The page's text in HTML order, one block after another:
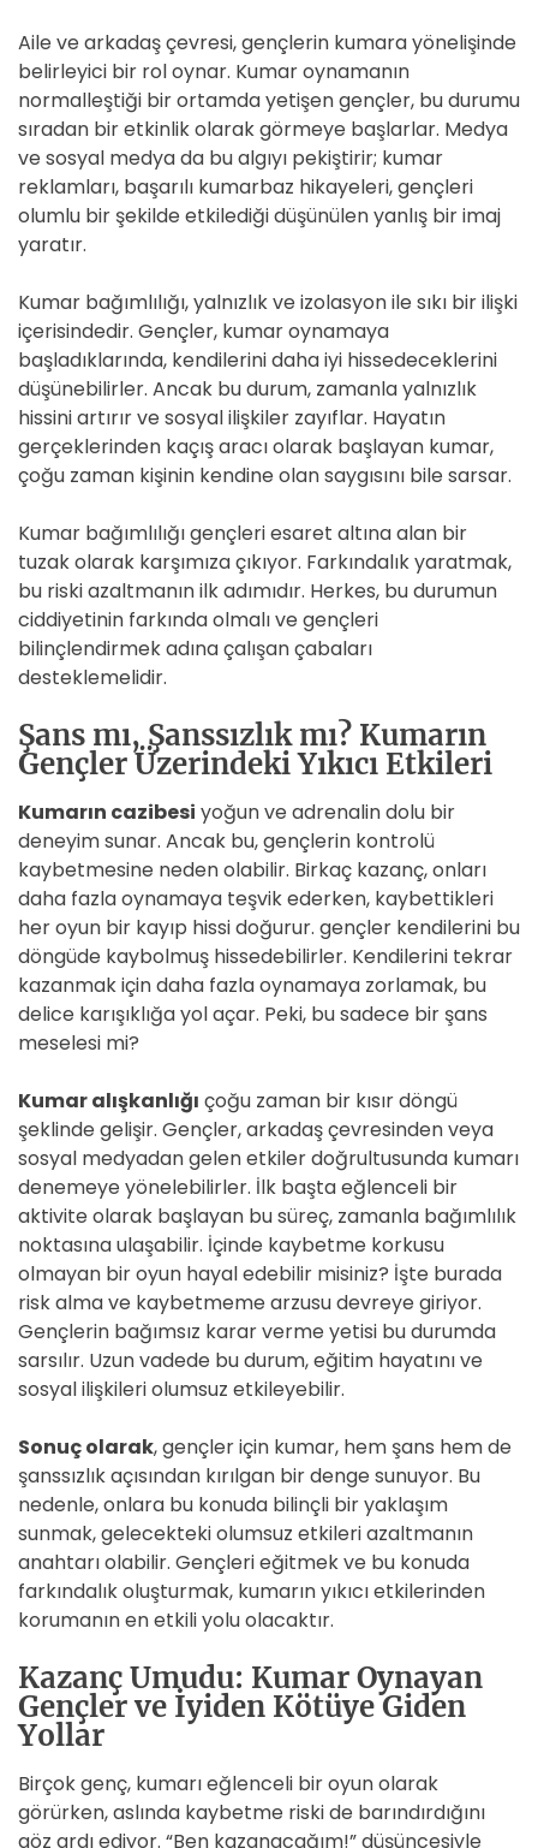
Aile ve arkadaş çevresi, gençlerin kumara yönelişinde
belirleyici bir rol oynar. Kumar oynamanın
normalleştiği bir ortamda yetişen gençler, bu durumu
sıradan bir etkinlik olarak görmeye başlarlar. Medya
ve sosyal medya da bu algıyı pekiştirir; kumar
reklamları, başarılı kumarbaz hikayeleri, gençleri
olumlu bir şekilde etkilediği düşünülen yanlış bir imaj
yaratır.
Kumar bağımlılığı, yalnızlık ve izolasyon ile sıkı bir ilişki
içerisindedir. Gençler, kumar oynamaya
başladıklarında, kendilerini daha iyi hissedeceklerini
düşünebilirler. Ancak bu durum, zamanla yalnızlık
hissini artırır ve sosyal ilişkiler zayıflar. Hayatın
gerçeklerinden kaçış aracı olarak başlayan kumar,
çoğu zaman kişinin kendine olan saygısını bile sarsar.
Kumar bağımlılığı gençleri esaret altına alan bir
tuzak olarak karşımıza çıkıyor. Farkındalık yaratmak,
bu riski azaltmanın ilk adımıdır. Herkes, bu durumun
ciddiyetinin farkında olmalı ve gençleri
bilinçlendirmek adına çalışan çabaları
desteklemelidir.
Şans mı, Şanssızlık mı? Kumarın
Gençler Üzerindeki Yıkıcı Etkileri
Kumarın cazibesi yoğun ve adrenalin dolu bir
deneyim sunar. Ancak bu, gençlerin kontrolü
kaybetmesine neden olabilir. Birkaç kazanç, onları
daha fazla oynamaya teşvik ederken, kaybettikleri
her oyun bir kayıp hissi doğurur. gençler kendilerini bu
döngüde kaybolmuş hissedebilirler. Kendilerini tekrar
kazanmak için daha fazla oynamaya zorlamak, bu
delice karışıklığa yol açar. Peki, bu sadece bir şans
meselesi mi?
Kumar alışkanlığı çoğu zaman bir kısır döngü
şeklinde gelişir. Gençler, arkadaş çevresinden veya
sosyal medyadan gelen etkiler doğrultusunda kumarı
denemeye yönelebilirler. İlk başta eğlenceli bir
aktivite olarak başlayan bu süreç, zamanla bağımlılık
noktasına ulaşabilir. İçinde kaybetme korkusu
olmayan bir oyun hayal edebilir misiniz? İşte burada
risk alma ve kaybetmeme arzusu devreye giriyor.
Gençlerin bağımsız karar verme yetisi bu durumda
sarsılır. Uzun vadede bu durum, eğitim hayatını ve
sosyal ilişkileri olumsuz etkileyebilir.
Sonuç olarak, gençler için kumar, hem şans hem de
şanssızlık açısından kırılgan bir denge sunuyor. Bu
nedenle, onlara bu konuda bilinçli bir yaklaşım
sunmak, gelecekteki olumsuz etkileri azaltmanın
anahtarı olabilir. Gençleri eğitmek ve bu konuda
farkındalık oluşturmak, kumarın yıkıcı etkilerinden
korumanın en etkili yolu olacaktır.
Kazanç Umudu: Kumar Oynayan
Gençler ve İyiden Kötüye Giden
Yollar
Birçok genç, kumarı eğlenceli bir oyun olarak
görürken, aslında kaybetme riski de barındırdığını
göz ardı ediyor. “Ben kazanacağım!” düşüncesiyle